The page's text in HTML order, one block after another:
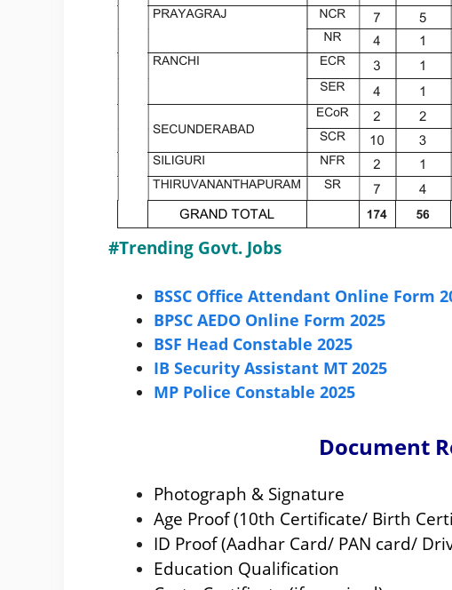
#Trending Govt. Jobs
BSSC Office Attendant Online Form
BPSC AEDO Online Form 2025
BSF Head Constable 2025
IB Security Assistant MT 2025
MP Police Constable 2025
Document
Photograph & Signature
Age Proof (10th Certificate/ Birth
ID Proof (Aadhar Card/ PAN card/
Education Qualification